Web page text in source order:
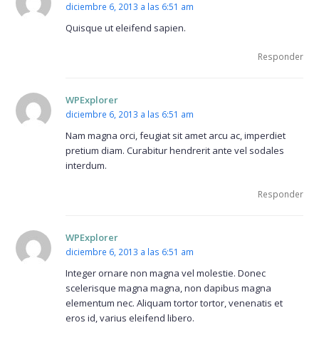
diciembre 6, 2013 a las 6:51 am
Quisque ut eleifend sapien.
Responder
WPExplorer
diciembre 6, 2013 a las 6:51 am
Nam magna orci, feugiat sit amet arcu ac, imperdiet
pretium diam. Curabitur hendrerit ante vel sodales
interdum.
Responder
WPExplorer
diciembre 6, 2013 a las 6:51 am
Integer ornare non magna vel molestie. Donec
scelerisque magna magna, non dapibus magna
elementum nec. Aliquam tortor tortor, venenatis et
eros id, varius eleifend libero.